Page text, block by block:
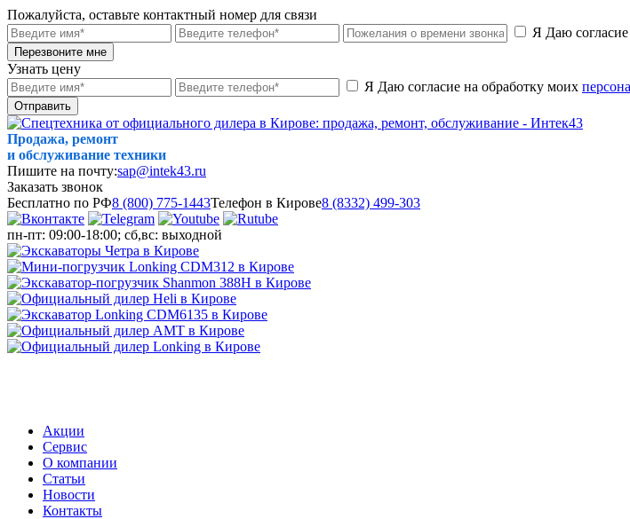
Пожалуйста, оставьте контактный номер для связи
Я Даю
Перезвоните мне
Узнать цену
Я Даю согласие на обработку моих
Отправить
Продажа, ремонт
и обслуживание техники
Пишите на почту:sap@intek43.ru
Заказать звонок
Бесплатно по РФ8 (800) 775-1443Телефон в Кирове8 (8332) 499-303
пн-пт: 09:00-18:00; сб,вс: выходной
Акции
Сервис
О компании
Статьи
Новости
Контакты